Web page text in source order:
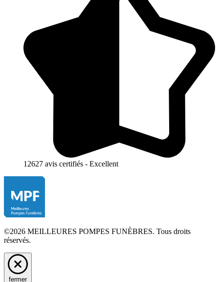
12627 avis certifiés - Excellent
©2026 MEILLEURES POMPES FUNÈBRES. Tous droits
réservés.
fermer